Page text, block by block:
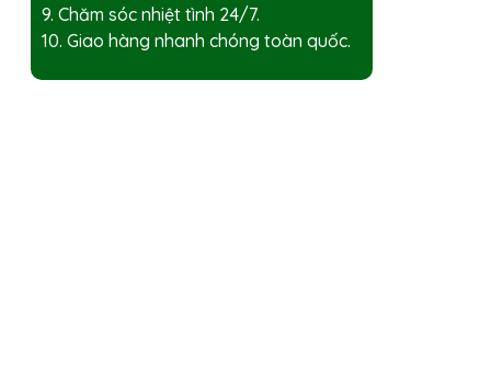
9. Chăm sóc nhiệt tình 24/7.
10. Giao hàng nhanh chóng toàn quốc.